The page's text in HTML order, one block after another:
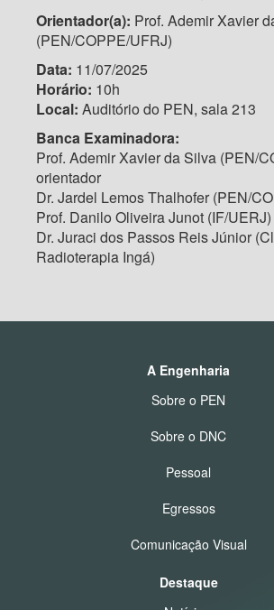
Orientador(a): Prof. Ademir Xavier
(PEN/COPPE/UFRJ)
Data: 11/07/2025
Horário: 10h
Local: Auditório do PEN, sala 213
Banca Examinadora:
Prof. Ademir Xavier da Silva (PEN/
orientador
Dr. Jardel Lemos Thalhofer (PEN/
Prof. Danilo Oliveira Junot (IF/UERJ)
Dr. Juraci dos Passos Reis Júnior
Radioterapia Ingá)
A Engenharia
Sobre o PEN
Sobre o DNC
Pessoal
Egressos
Comunicação Visual
Destaque